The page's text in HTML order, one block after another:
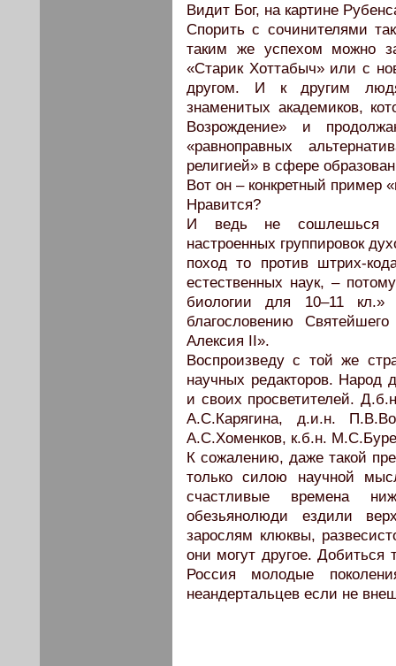
Видит Бог, на картине
Спорить с сочинителями
таким же успехом можно
«Старик Хоттабыч» или с
другом. И к другим
знаменитых академиков,
Возрождение» и
«равноправных
религией» в сфере
Вот он – конкретный пример
Нравится?
И ведь не сошлешься на
настроенных группировок
поход то против штрих-
естественных наук, –
биологии для 10–11 кл.»
благословению
Алексия II».
Воспроизведу с той же
научных редакторов. Народ
и своих просветителей.
А.С.Карягина, д.и.н.
А.С.Хоменков, к.б.н.
К сожалению, даже такой
только силою научной
счастливые времена
обезьянолюди ездили
зарослям клюквы,
они могут другое. Добиться
Россия молодые
неандертальцев если не